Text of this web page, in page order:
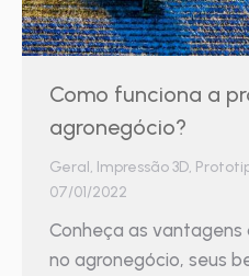
Como funciona a
agronegócio?
Geral, Impressão 3D,
07/01/2022
Conheça as
no agronegócio, seus